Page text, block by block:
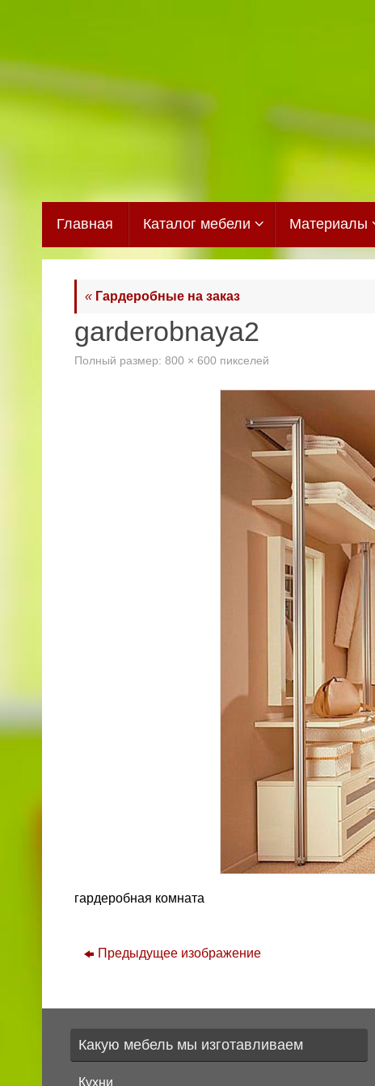
Главная Каталог мебели Материалы
« Гардеробные на заказ
garderobnaya2
Полный размер: 800 × 600 пикселей
гардеробная комната
Предыдущее изображение
Какую мебель мы изготавливаем
Кухни